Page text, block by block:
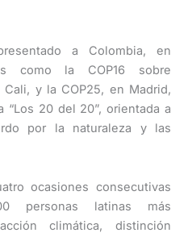
a Colombia, en
como la COP16 sobre
y la COP25, en Madrid,
20 del 20”, orientada a
por la naturaleza y las
ocasiones consecutivas
personas latinas más
climática, distinción